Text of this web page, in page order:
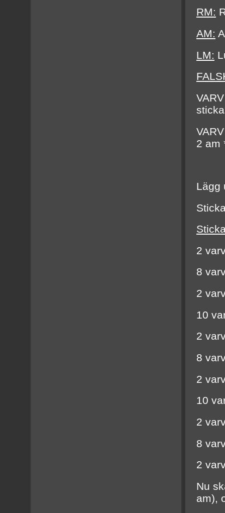
RM:
AM:
LM:
2 am
Lägg
2
8
2
10
2
8
2
10
2
8
2
Nu
am),